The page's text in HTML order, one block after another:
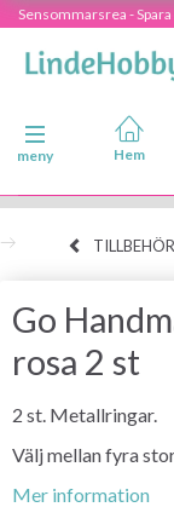
Sensommarsrea -
Ändra navigering
meny
TILLBEHÖR
Go
rosa 2 st
2 st. Metallringar.
Välj mellan fyra
Mer information